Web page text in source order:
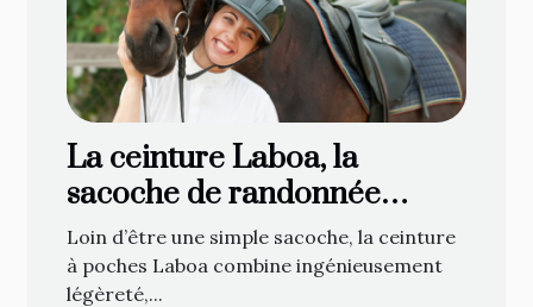
La ceinture Laboa, la
sacoche de randonnée
attendue de tous les
cavaliers !
Loin d’être une simple sacoche, la ceinture
à poches Laboa combine ingénieusement
légèreté,...